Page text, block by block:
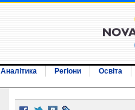
Аналітика Регіони
Освіта